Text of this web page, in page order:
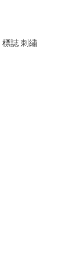
標誌 刺繡